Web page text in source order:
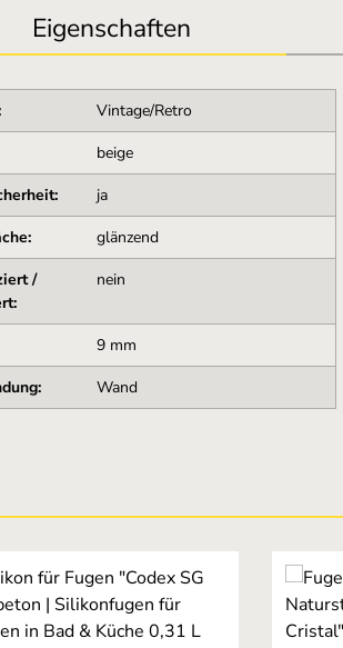
Eigenschaften
Vintage/Retro
beige
ja
glänzend
/
nein
9 mm
Wand
überspringen